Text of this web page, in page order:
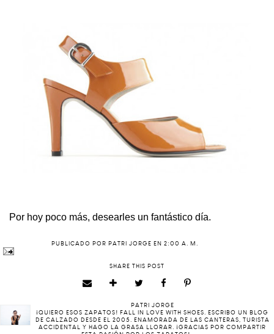
Por hoy poco más, desearles un fantástico día.
PUBLICADO POR PATRI JORGE EN 2:00 A. M.
SHARE THIS POST
PATRI JORGE
¡QUIERO ESOS ZAPATOS! FALL IN LOVE WITH SHOES. ESCRIBO UN BLOG
DE CALZADO DESDE EL 2005. ENAMORADA DE LAS CANTERAS, TURISTA
ACCIDENTAL Y HAGO LA GRASA LLORAR. ¡GRACIAS POR COMPARTIR